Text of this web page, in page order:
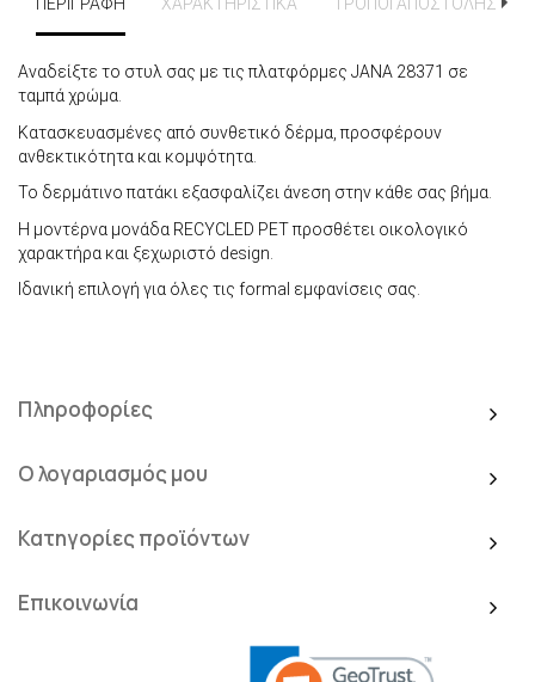
ΠΕΡΙΓΡΑΦΗ ΧΑΡΑΚΤΗΡΙΣΤΙΚΑ ΤΡΟΠΟΙ ΑΠΟΣΤΟΛΗΣ
Αναδείξτε το στυλ σας με τις πλατφόρμες JANA 28371 σε
ταμπά χρώμα.
Κατασκευασμένες από συνθετικό δέρμα, προσφέρουν
ανθεκτικότητα και κομψότητα.
Το δερμάτινο πατάκι εξασφαλίζει άνεση στην κάθε σας βήμα.
Η μοντέρνα μονάδα RECYCLED PET προσθέτει οικολογικό
χαρακτήρα και ξεχωριστό design.
Ιδανική επιλογή για όλες τις formal εμφανίσεις σας.
Πληροφορίες
Ο λογαριασμός μου
Κατηγορίες προϊόντων
Επικοινωνία